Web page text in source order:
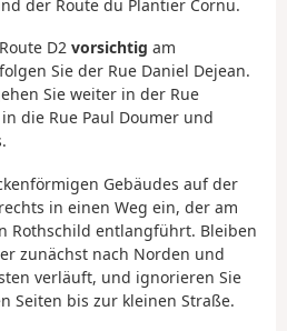
der Route du Plantier Cornu.
D2 vorsichtig am
Sie der Rue Daniel Dejean.
Sie weiter in der Rue
die Rue Paul Doumer und
Gebäudes auf der
in einen Weg ein, der am
Rothschild entlangführt. Bleiben
zunächst nach Norden und
verläuft, und ignorieren Sie
Seiten bis zur kleinen Straße.